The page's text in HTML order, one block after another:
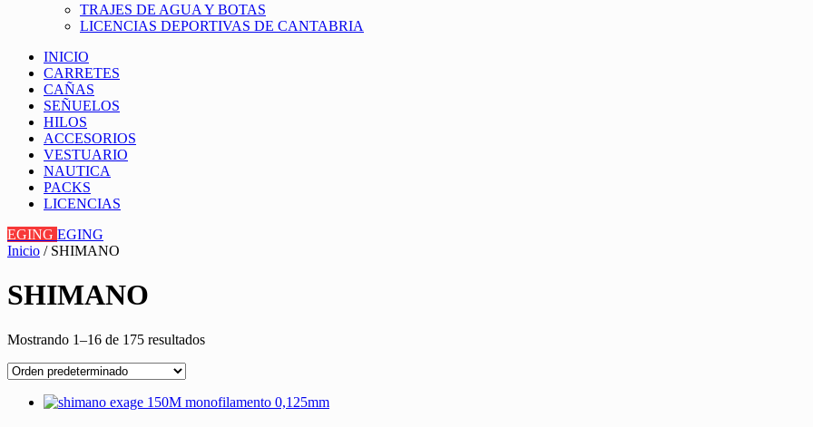
TRAJES DE AGUA Y BOTAS
LICENCIAS DEPORTIVAS DE CANTABRIA
INICIO
CARRETES
CAÑAS
SEÑUELOS
HILOS
ACCESORIOS
VESTUARIO
NAUTICA
PACKS
LICENCIAS
EGING EGING
Inicio / SHIMANO
SHIMANO
Mostrando 1–16 de 175 resultados